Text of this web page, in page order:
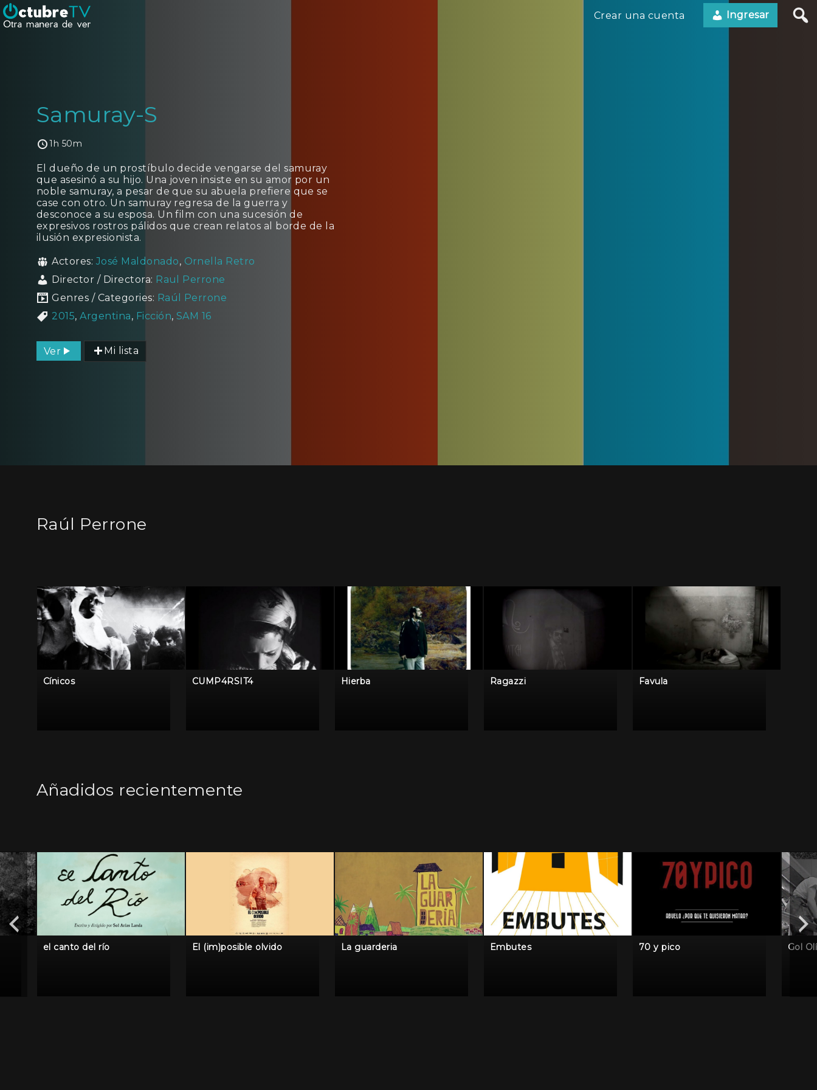
Crear una cuenta Ingresar
Samuray-S
1h 50m
El dueño de un prostíbulo decide vengarse del samuray
que asesinó a su hijo. Una joven insiste en su amor por un
noble samuray, a pesar de que su abuela prefiere que se
case con otro. Un samuray regresa de la guerra y
desconoce a su esposa. Un film con una sucesión de
expresivos rostros pálidos que crean relatos al borde de la
ilusión expresionista.
Actores: José Maldonado, Ornella Retro
Director / Directora: Raul Perrone
Genres / Categories: Raúl Perrone
2015,Argentina, Ficción,SAM 16
Ver Mi lista
Raúl Perrone
Cínicos CUMP4RSIT4 Hierba Ragazzi Favula
Añadidos recientemente
el canto del río El (im)posible olvido La guarderia Embutes 70 y pico Gol